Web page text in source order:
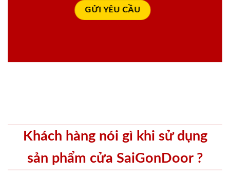
Khách hàng nói gì khi sử dụng
sản phẩm cửa SaiGonDoor ?